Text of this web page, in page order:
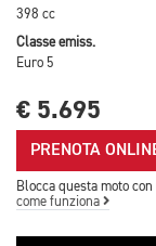
398 cc
Classe emiss.
Euro 5
€ 5.695
PRENOTA
Blocca questa moto
come funziona